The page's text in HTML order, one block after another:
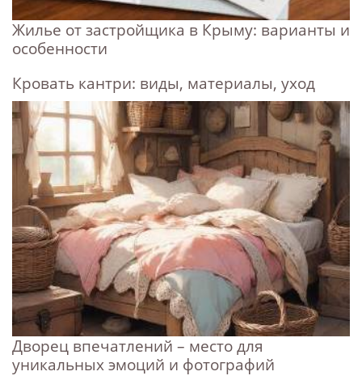
Жилье от застройщика в Крыму: варианты и
особенности
Кровать кантри: виды, материалы, уход
Дворец впечатлений – место для
уникальных эмоций и фотографий